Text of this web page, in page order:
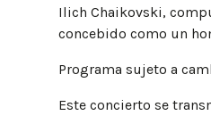
Ilich Chaikovski,
concebido como un
Programa sujeto a
Este concierto se